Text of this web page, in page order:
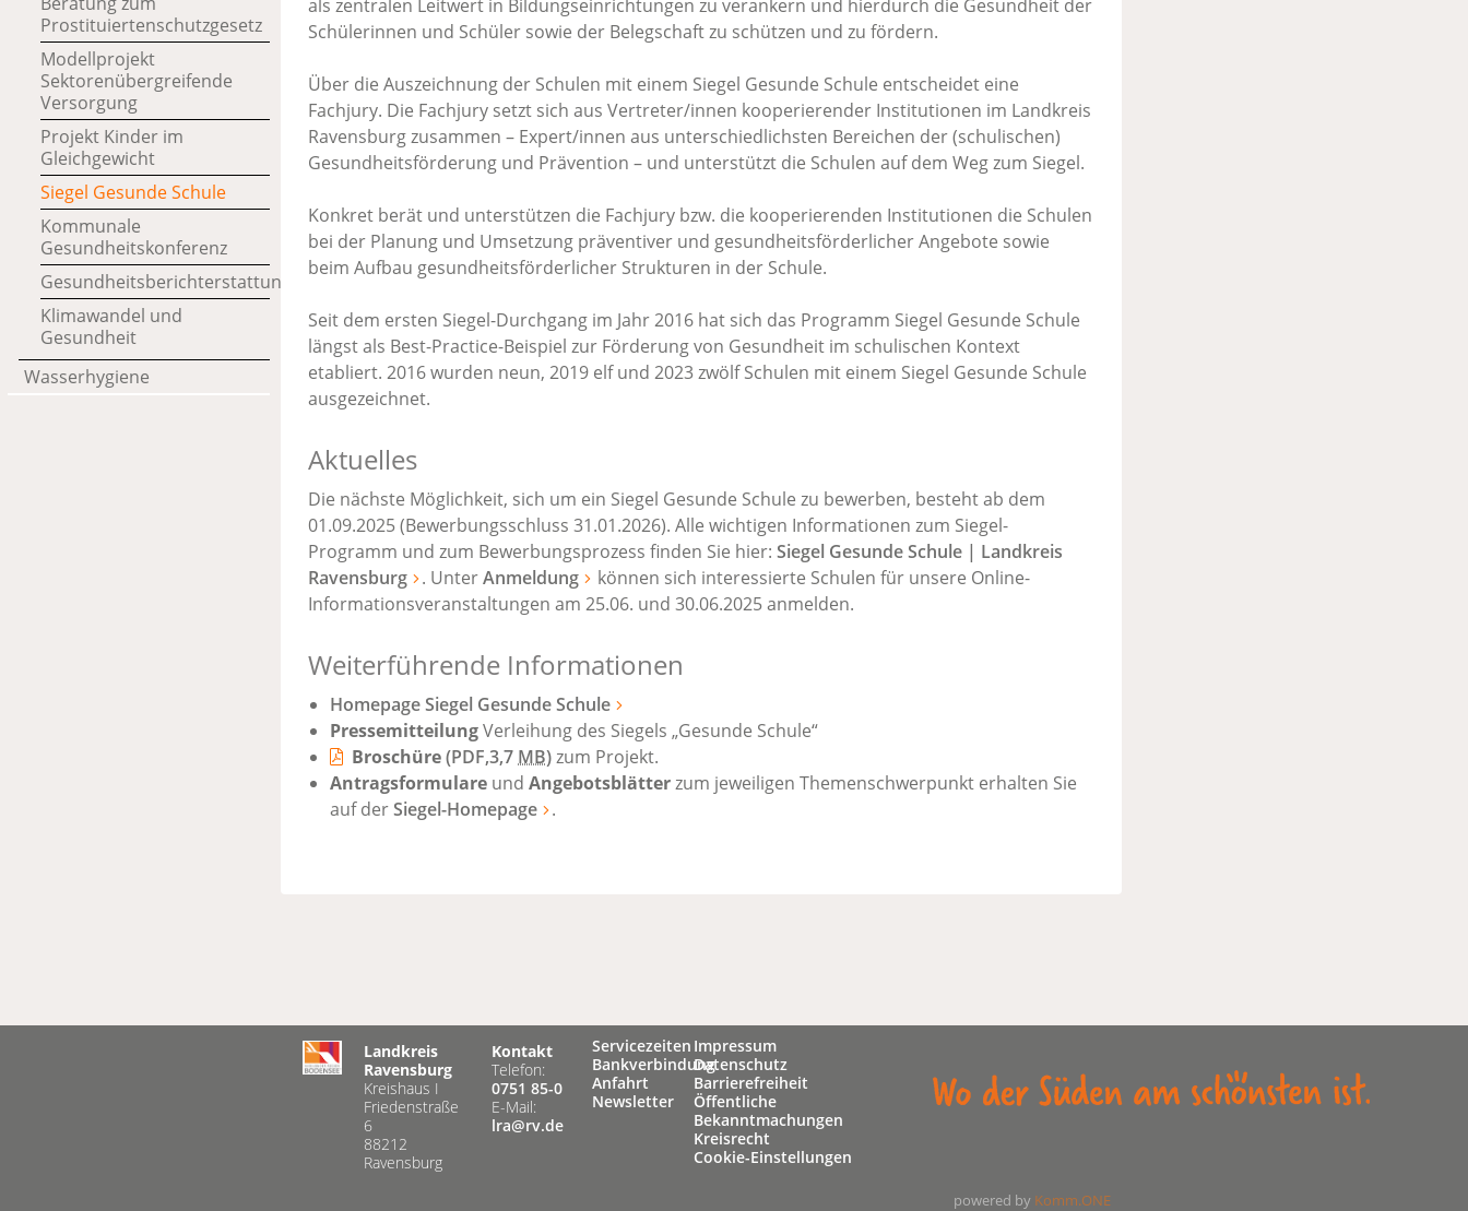
Prostituiertenschutzgesetz
Modellprojekt
Sektorenübergreifende
Versorgung
Projekt Kinder im
Gleichgewicht
Siegel Gesunde Schule
Kommunale
Gesundheitskonferenz
Gesundheitsberichterstattung
Klimawandel und
Gesundheit
Wasserhygiene
als zentralen Leitwert in Bildungseinrichtungen zu verankern und hierdurch die Gesundheit der
Schülerinnen und Schüler sowie der Belegschaft zu schützen und zu fördern.
Über die Auszeichnung der Schulen mit einem Siegel Gesunde Schule entscheidet eine
Fachjury. Die Fachjury setzt sich aus Vertreter/innen kooperierender Institutionen im Landkreis
Ravensburg zusammen – Expert/innen aus unterschiedlichsten Bereichen der (schulischen)
Gesundheitsförderung und Prävention – und unterstützt die Schulen auf dem Weg zum Siegel.
Konkret berät und unterstützen die Fachjury bzw. die kooperierenden Institutionen die Schulen
bei der Planung und Umsetzung präventiver und gesundheitsförderlicher Angebote sowie
beim Aufbau gesundheitsförderlicher Strukturen in der Schule.
Seit dem ersten Siegel-Durchgang im Jahr 2016 hat sich das Programm Siegel Gesunde Schule
längst als Best-Practice-Beispiel zur Förderung von Gesundheit im schulischen Kontext
etabliert. 2016 wurden neun, 2019 elf und 2023 zwölf Schulen mit einem Siegel Gesunde Schule
ausgezeichnet.
Aktuelles
Die nächste Möglichkeit, sich um ein Siegel Gesunde Schule zu bewerben, besteht ab dem
01.09.2025 (Bewerbungsschluss 31.01.2026). Alle wichtigen Informationen zum Siegel-
Programm und zum Bewerbungsprozess finden Sie hier: Siegel Gesunde Schule | Landkreis
Ravensburg
. UnterAnmeldung
können sich interessierte Schulen für unsere Online-
Informationsveranstaltungen am 25.06. und 30.06.2025 anmelden.
Weiterführende Informationen
Homepage Siegel Gesunde Schule
PressemitteilungVerleihung des Siegels „Gesunde Schule“
Broschüre(PDF,3,7 MB)zum Projekt.
Antragsformulare und Angebotsblätterzum jeweiligen Themenschwerpunkt erhalten Sie
auf derSiegel-Homepage .
Landkreis
Ravensburg
Kreishaus I
Friedenstraße
6
88212
Ravensburg
Kontakt
Telefon:
0751 85-0
E-Mail:
lra@rv.de
Servicezeiten
Bankverbindung
Anfahrt
Newsletter
Impressum
Datenschutz
Barrierefreiheit
Öffentliche
Bekanntmachungen
Kreisrecht
Cookie-Einstellungen
powered by Komm.ONE